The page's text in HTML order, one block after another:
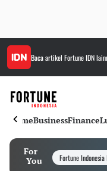
Baca artikel Fortune IDN
HomeBusinessFinance
For
You
Fortune